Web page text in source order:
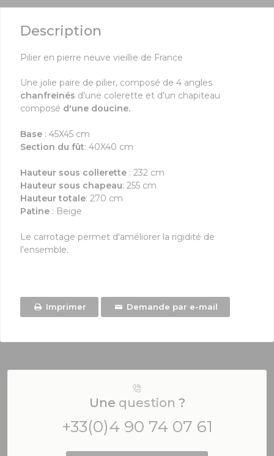
Description
Pilier en pierre neuve vieillie de France
Une jolie paire de pilier, composé de 4 angles
chanfreinés d'une colerette et d'un chapiteau
composé d'une doucine.
Base : 45X45 cm
Section du fût: 40X40 cm
Hauteur sous collerette : 232 cm
Hauteur sous chapeau: 255 cm
Hauteur totale: 270 cm
Patine : Beige
Le carrotage permet d'améliorer la rigidité de
l'ensemble.
Imprimer Demande par e-mail
Une question ?
+33(0)4 90 74 07 61